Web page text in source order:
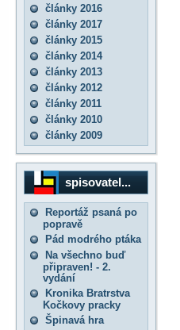
články 2016
články 2017
články 2015
články 2014
články 2013
články 2012
články 2011
články 2010
články 2009
spisovatel...
Reportáž psaná po
popravě
Pád modrého ptáka
Na všechno buď
připraven! - 2.
vydání
Kronika Bratrstva
Kočkovy pracky
Špinavá hra